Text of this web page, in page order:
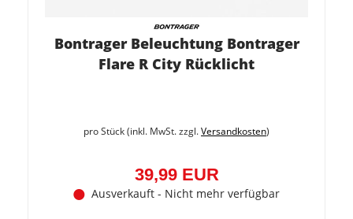
Bontrager Beleuchtung Bontrager
Flare R City Rücklicht
pro Stück (inkl. MwSt. zzgl.Versandkosten)
39,99 EUR
Ausverkauft - Nicht mehr verfügbar